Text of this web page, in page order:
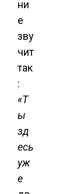
ни
е
зву
чит
так
:
«Т
ы
зд
есь
уж
е